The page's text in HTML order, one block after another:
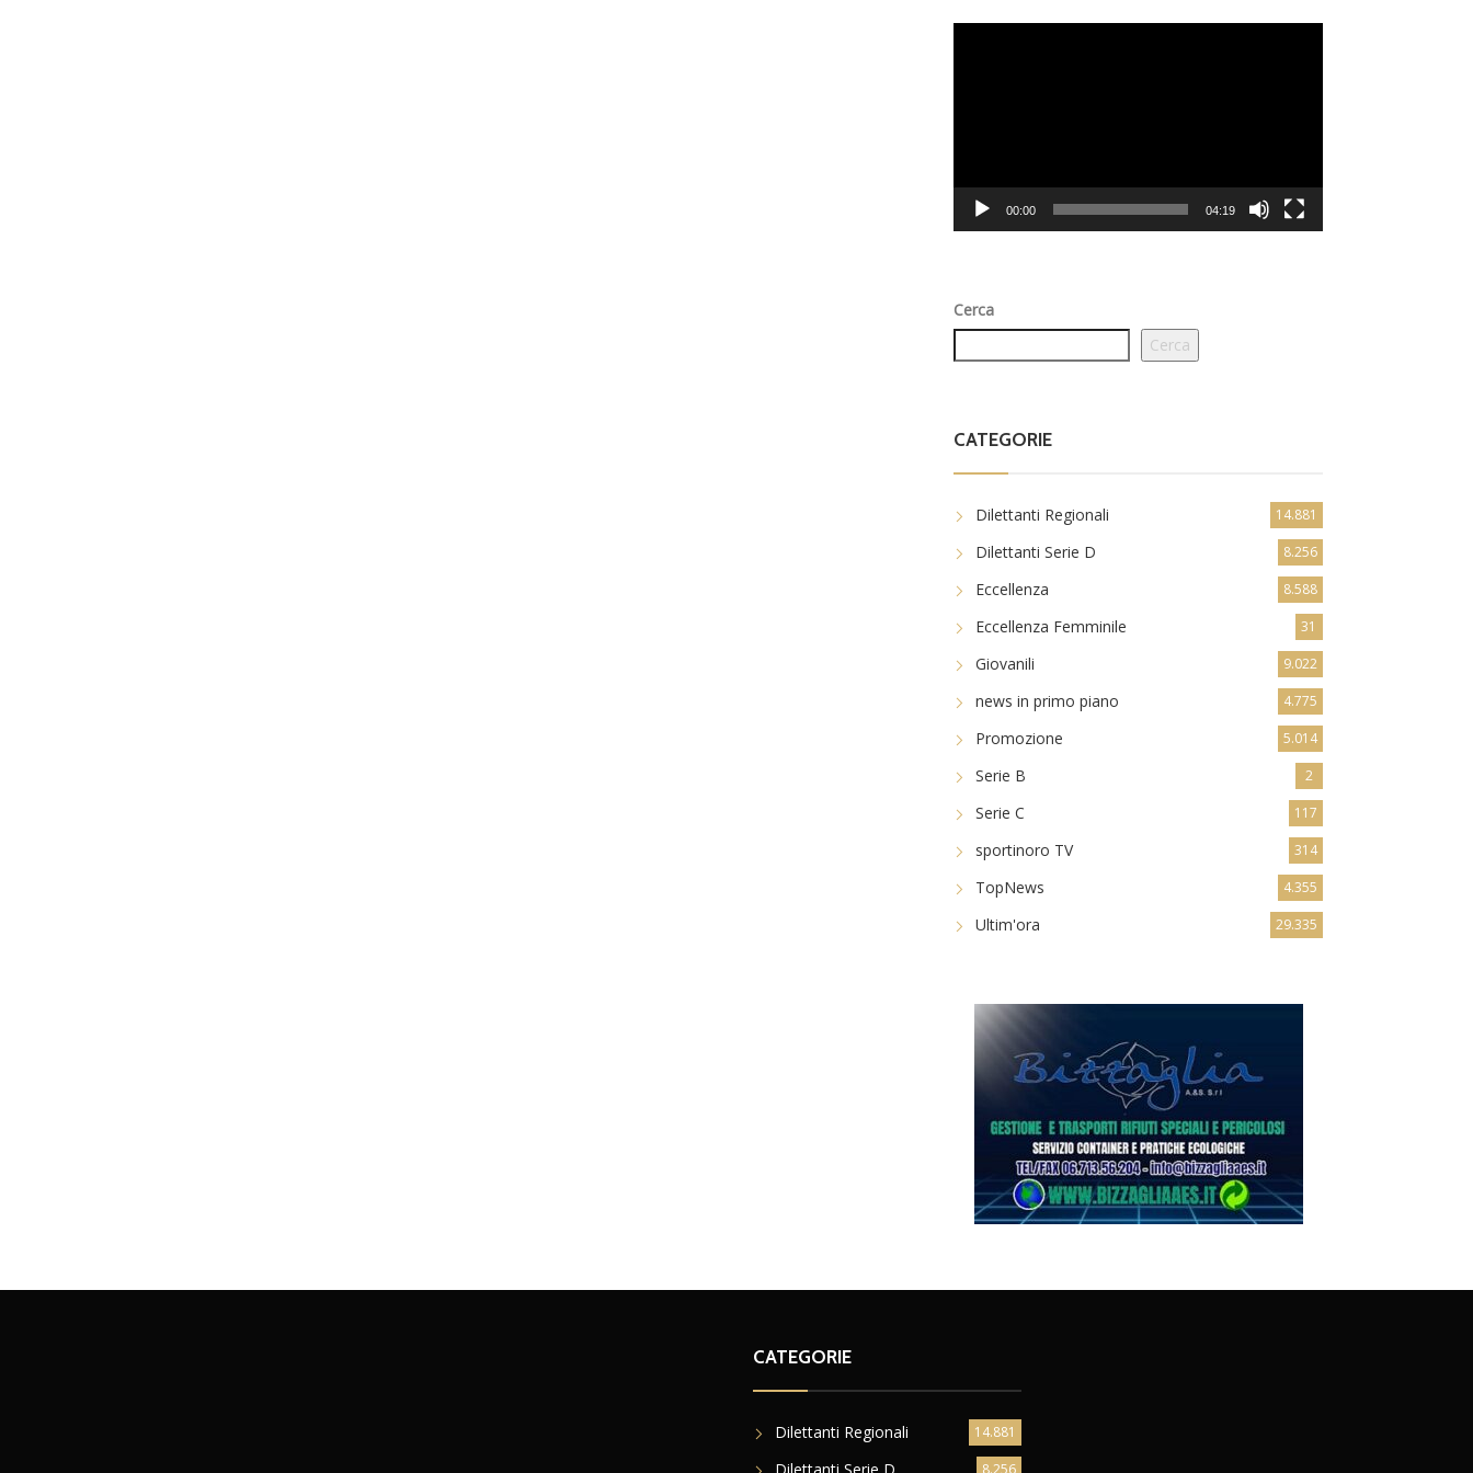
00:00 04:19
Cerca
Cerca
CATEGORIE
Dilettanti Regionali 14.881
Dilettanti Serie D 8.256
Eccellenza 8.588
Eccellenza Femminile 31
Giovanili 9.022
news in primo piano 4.775
Promozione 5.014
Serie B 2
Serie C 117
sportinoro TV 314
TopNews 4.355
Ultim'ora 29.335
CATEGORIE
Dilettanti Regionali 14.881
8.256